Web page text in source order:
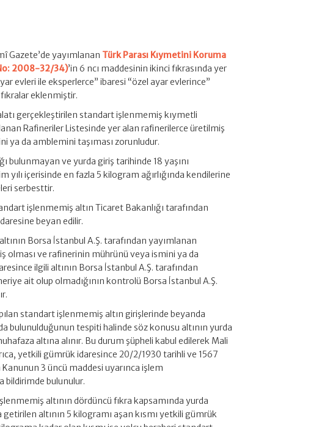
Gazete’de yayımlanan Türk Parası Kıymetini Koruma
2008-32/34)’in 6 ncı maddesinin ikinci fıkrasında yer
evleri ile eksperlerce” ibaresi “özel ayar evlerince”
eklenmiştir.
gerçekleştirilen standart işlenmemiş kıymetli
Rafineriler Listesinde yer alan rafinerilerce üretilmiş
ya da amblemini taşıması zorunludur.
bulunmayan ve yurda giriş tarihinde 18 yaşını
içerisinde en fazla 5 kilogram ağırlığında kendilerine
serbesttir.
işlenmemiş altın Ticaret Bakanlığı tarafından
beyan edilir.
Borsa İstanbul A.Ş. tarafından yayımlanan
olması ve rafinerinin mührünü veya ismini ya da
ilgili altının Borsa İstanbul A.Ş. tarafından
ait olup olmadığının kontrolü Borsa İstanbul A.Ş.
standart işlenmemiş altın girişlerinde beyanda
bulunulduğunun tespiti halinde söz konusu altının yurda
altına alınır. Bu durum şüpheli kabul edilerek Mali
yetkili gümrük idaresince 20/2/1930 tarihli ve 1567
Kanunun 3 üncü maddesi uyarınca işlem
bildirimde bulunulur.
altının dördüncü fıkra kapsamında yurda
altının 5 kilogramı aşan kısmı yetkili gümrük